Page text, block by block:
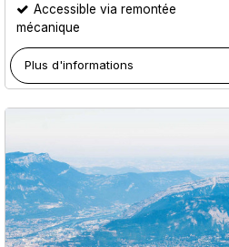
Accessible via remontée
mécanique
Plus d'informations